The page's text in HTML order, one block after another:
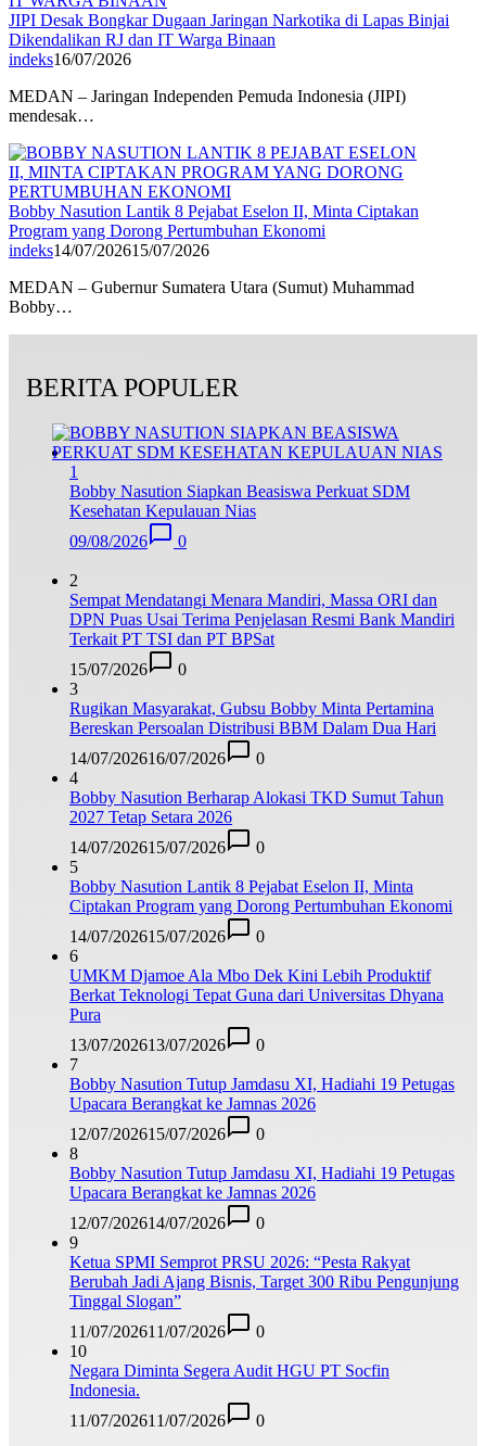
JIPI Desak Bongkar Dugaan Jaringan Narkotika di Lapas Binjai
Dikendalikan RJ dan IT Warga Binaan
indeks16/07/2026
MEDAN – Jaringan Independen Pemuda Indonesia (JIPI)
mendesak…
Bobby Nasution Lantik 8 Pejabat Eselon II, Minta Ciptakan
Program yang Dorong Pertumbuhan Ekonomi
indeks14/07/202615/07/2026
MEDAN – Gubernur Sumatera Utara (Sumut) Muhammad
Bobby…
BERITA POPULER
1
Bobby Nasution Siapkan Beasiswa Perkuat SDM
Kesehatan Kepulauan Nias
09/08/2026
0
2
Sempat Mendatangi Menara Mandiri, Massa ORI dan
DPN Puas Usai Terima Penjelasan Resmi Bank Mandiri
Terkait PT TSI dan PT BPSat
15/07/2026
0
3
Rugikan Masyarakat, Gubsu Bobby Minta Pertamina
Bereskan Persoalan Distribusi BBM Dalam Dua Hari
14/07/202616/07/2026
0
4
Bobby Nasution Berharap Alokasi TKD Sumut Tahun
2027 Tetap Setara 2026
14/07/202615/07/2026
0
5
Bobby Nasution Lantik 8 Pejabat Eselon II, Minta
Ciptakan Program yang Dorong Pertumbuhan Ekonomi
14/07/202615/07/2026
0
6
UMKM Djamoe Ala Mbo Dek Kini Lebih Produktif
Berkat Teknologi Tepat Guna dari Universitas Dhyana
Pura
13/07/202613/07/2026
0
7
Bobby Nasution Tutup Jamdasu XI, Hadiahi 19 Petugas
Upacara Berangkat ke Jamnas 2026
12/07/202615/07/2026
0
8
Bobby Nasution Tutup Jamdasu XI, Hadiahi 19 Petugas
Upacara Berangkat ke Jamnas 2026
12/07/202614/07/2026
0
9
Ketua SPMI Semprot PRSU 2026: “Pesta Rakyat
Berubah Jadi Ajang Bisnis, Target 300 Ribu Pengunjung
Tinggal Slogan”
11/07/202611/07/2026
0
10
Negara Diminta Segera Audit HGU PT Socfin
Indonesia.
11/07/202611/07/2026 0